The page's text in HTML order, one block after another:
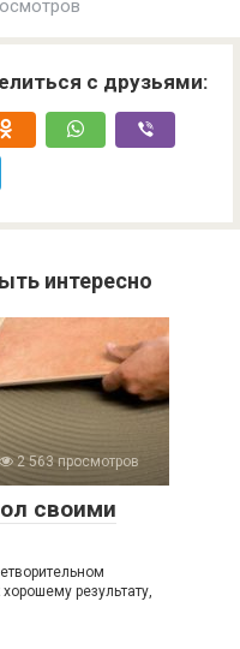
с друзьями:
интересно
2 563 просмотров
своими
результату,